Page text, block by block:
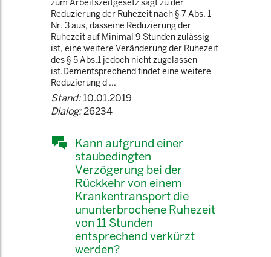
zum Arbeitszeitgesetz sagt zu der
Reduzierung der Ruhezeit nach § 7 Abs. 1
Nr. 3 aus, dasseine Reduzierung der
Ruhezeit auf Minimal 9 Stunden zulässig
ist, eine weitere Veränderung der Ruhezeit
des § 5 Abs.1 jedoch nicht zugelassen
ist.Dementsprechend findet eine weitere
Reduzierung d ...
Stand:10.01.2019
Dialog:26234
Kann aufgrund einer
staubedingten
Verzögerung bei der
Rückkehr von einem
Krankentransport die
ununterbrochene Ruhezeit
von 11 Stunden
entsprechend verkürzt
werden?